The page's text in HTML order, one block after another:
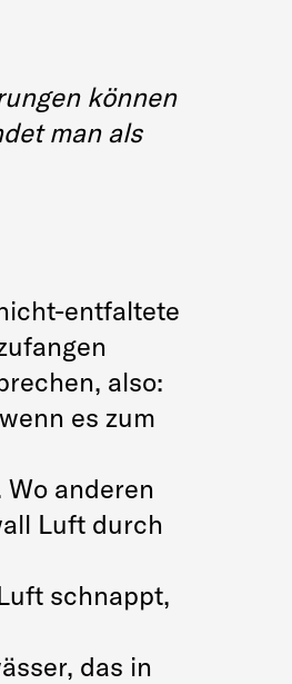
können
man als
entfaltete
also:
es zum
anderen
Luft durch
schnappt,
das in